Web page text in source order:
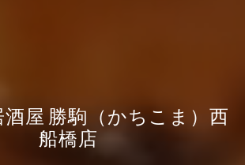
屋 勝駒（かちこま）西
船橋店